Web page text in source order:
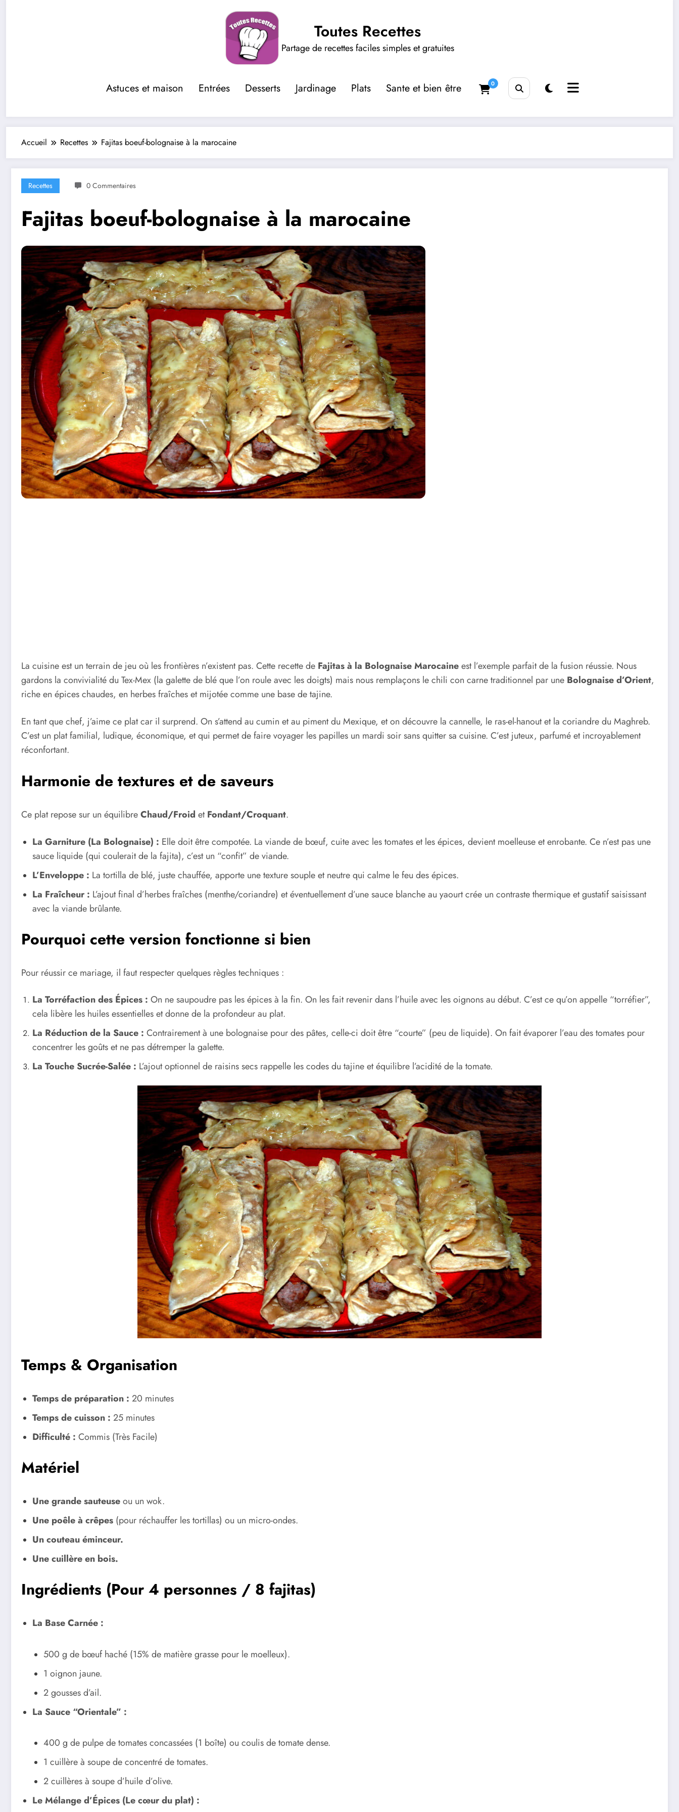
Toutes Recettes
Partage de recettes faciles simples et gratuites
Astuces et maison Entrées Desserts Jardinage Plats Sante et bien être 0
Accueil Recettes Fajitas boeuf-bolognaise à la marocaine
Recettes 0 Commentaires
Fajitas boeuf-bolognaise à la marocaine
La cuisine est un terrain de jeu où les frontières n’existent pas. Cette recette de Fajitas à la Bolognaise Marocaineest l’exemple parfait de la fusion réussie. Nous
gardons la convivialité du Tex-Mex (la galette de blé que l’on roule avec les doigts) mais nous remplaçons le chili con carne traditionnel par une Bolognaise d’Orient,
riche en épices chaudes, en herbes fraîches et mijotée comme une base de tajine.
En tant que chef, j’aime ce plat car il surprend. On s’attend au cumin et au piment du Mexique, et on découvre la cannelle, le ras-el-hanout et la coriandre du Maghreb.
C’est un plat familial, ludique, économique, et qui permet de faire voyager les papilles un mardi soir sans quitter sa cuisine. C’est juteux, parfumé et incroyablement
réconfortant.
Harmonie de textures et de saveurs
Ce plat repose sur un équilibreChaud/Froid etFondant/Croquant.
La Garniture (La Bolognaise) : Elle doit être compotée. La viande de bœuf, cuite avec les tomates et les épices, devient moelleuse et enrobante. Ce n’est pas une
sauce liquide (qui coulerait de la fajita), c’est un “confit” de viande.
L’Enveloppe : La tortilla de blé, juste chauffée, apporte une texture souple et neutre qui calme le feu des épices.
La Fraîcheur : L’ajout final d’herbes fraîches (menthe/coriandre) et éventuellement d’une sauce blanche au yaourt crée un contraste thermique et gustatif saisissant
avec la viande brûlante.
Pourquoi cette version fonctionne si bien
Pour réussir ce mariage, il faut respecter quelques règles techniques :
La Torréfaction des Épices : On ne saupoudre pas les épices à la fin. On les fait revenir dans l’huile avec les oignons au début. C’est ce qu’on appelle “torréfier”,
cela libère les huiles essentielles et donne de la profondeur au plat.
La Réduction de la Sauce : Contrairement à une bolognaise pour des pâtes, celle-ci doit être “courte” (peu de liquide). On fait évaporer l’eau des tomates pour
concentrer les goûts et ne pas détremper la galette.
La Touche Sucrée-Salée : L’ajout optionnel de raisins secs rappelle les codes du tajine et équilibre l’acidité de la tomate.
Temps & Organisation
Temps de préparation : 20 minutes
Temps de cuisson : 25 minutes
Difficulté : Commis (Très Facile)
Matériel
Une grande sauteuseou un wok.
Une poêle à crêpes (pour réchauffer les tortillas) ou un micro-ondes.
Un couteau éminceur.
Une cuillère en bois.
Ingrédients (Pour 4 personnes / 8 fajitas)
La Base Carnée :
500 g de bœuf haché (15% de matière grasse pour le moelleux).
1 oignon jaune.
2 gousses d’ail.
La Sauce “Orientale” :
400 g de pulpe de tomates concassées (1 boîte) ou coulis de tomate dense.
1 cuillère à soupe de concentré de tomates.
2 cuillères à soupe d’huile d’olive.
Le Mélange d’Épices (Le cœur du plat) :